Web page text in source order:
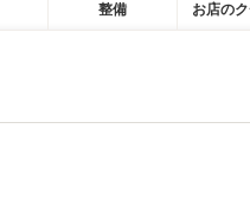
整備 お店の